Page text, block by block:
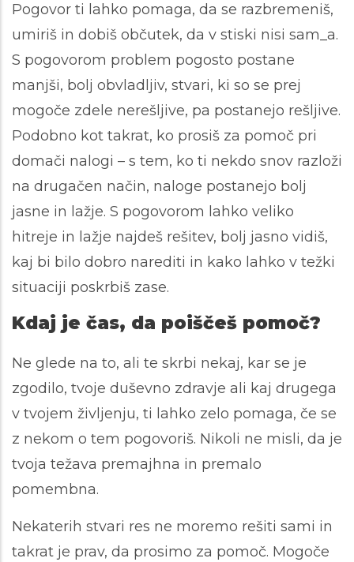
Pogovor ti lahko pomaga, da se razbremeniš,
umiriš in dobiš občutek, da v stiski nisi sam_a.
S pogovorom problem pogosto postane
manjši, bolj obvladljiv, stvari, ki so se prej
mogoče zdele nerešljive, pa postanejo rešljive.
Podobno kot takrat, ko prosiš za pomoč pri
domači nalogi – s tem, ko ti nekdo snov razloži
na drugačen način, naloge postanejo bolj
jasne in lažje. S pogovorom lahko veliko
hitreje in lažje najdeš rešitev, bolj jasno vidiš,
kaj bi bilo dobro narediti in kako lahko v težki
situaciji poskrbiš zase.
Kdaj je čas, da poiščeš pomoč?
Ne glede na to, ali te skrbi nekaj, kar se je
zgodilo, tvoje duševno zdravje ali kaj drugega
v tvojem življenju, ti lahko zelo pomaga, če se
z nekom o tem pogovoriš. Nikoli ne misli, da je
tvoja težava premajhna in premalo
pomembna.
Nekaterih stvari res ne moremo rešiti sami in
takrat je prav, da prosimo za pomoč. Mogoče